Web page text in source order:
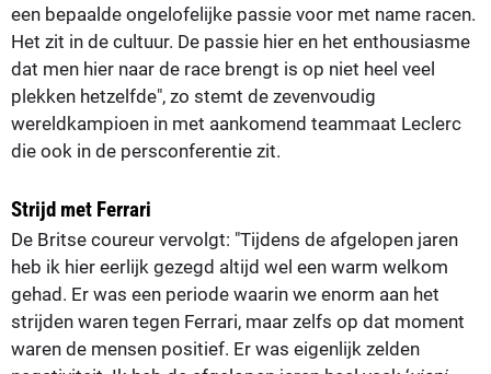
een bepaalde ongelofelijke passie voor met name racen.
Het zit in de cultuur. De passie hier en het enthousiasme
dat men hier naar de race brengt is op niet heel veel
plekken hetzelfde", zo stemt de zevenvoudig
wereldkampioen in met aankomend teammaat Leclerc
die ook in de persconferentie zit.
Strijd met Ferrari
De Britse coureur vervolgt: "Tijdens de afgelopen jaren
heb ik hier eerlijk gezegd altijd wel een warm welkom
gehad. Er was een periode waarin we enorm aan het
strijden waren tegen Ferrari, maar zelfs op dat moment
waren de mensen positief. Er was eigenlijk zelden